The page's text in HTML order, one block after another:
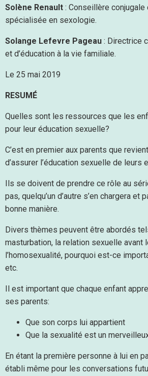
Solène Renault : Conseillère
spécialisée en sexologie.
Solange Lefevre Pageau : Directrice
et d’éducation à la vie familiale.
Le 25 mai 2019
RESUMÉ
Quelles sont les ressources que les
pour leur éducation sexuelle?
C’est en premier aux parents que
d’assurer l’éducation sexuelle de leurs
Ils se doivent de prendre ce rôle au
pas, quelqu’un d’autre s’en chargera et
bonne manière.
Divers thèmes peuvent être abordés
masturbation, la relation sexuelle avant
l’homosexualité, pourquoi est-ce
etc.
Il est important que chaque enfant
ses parents:
Que son corps lui appartient
Que la sexualité est un
En étant la première personne à lui en
établi même pour les conversations